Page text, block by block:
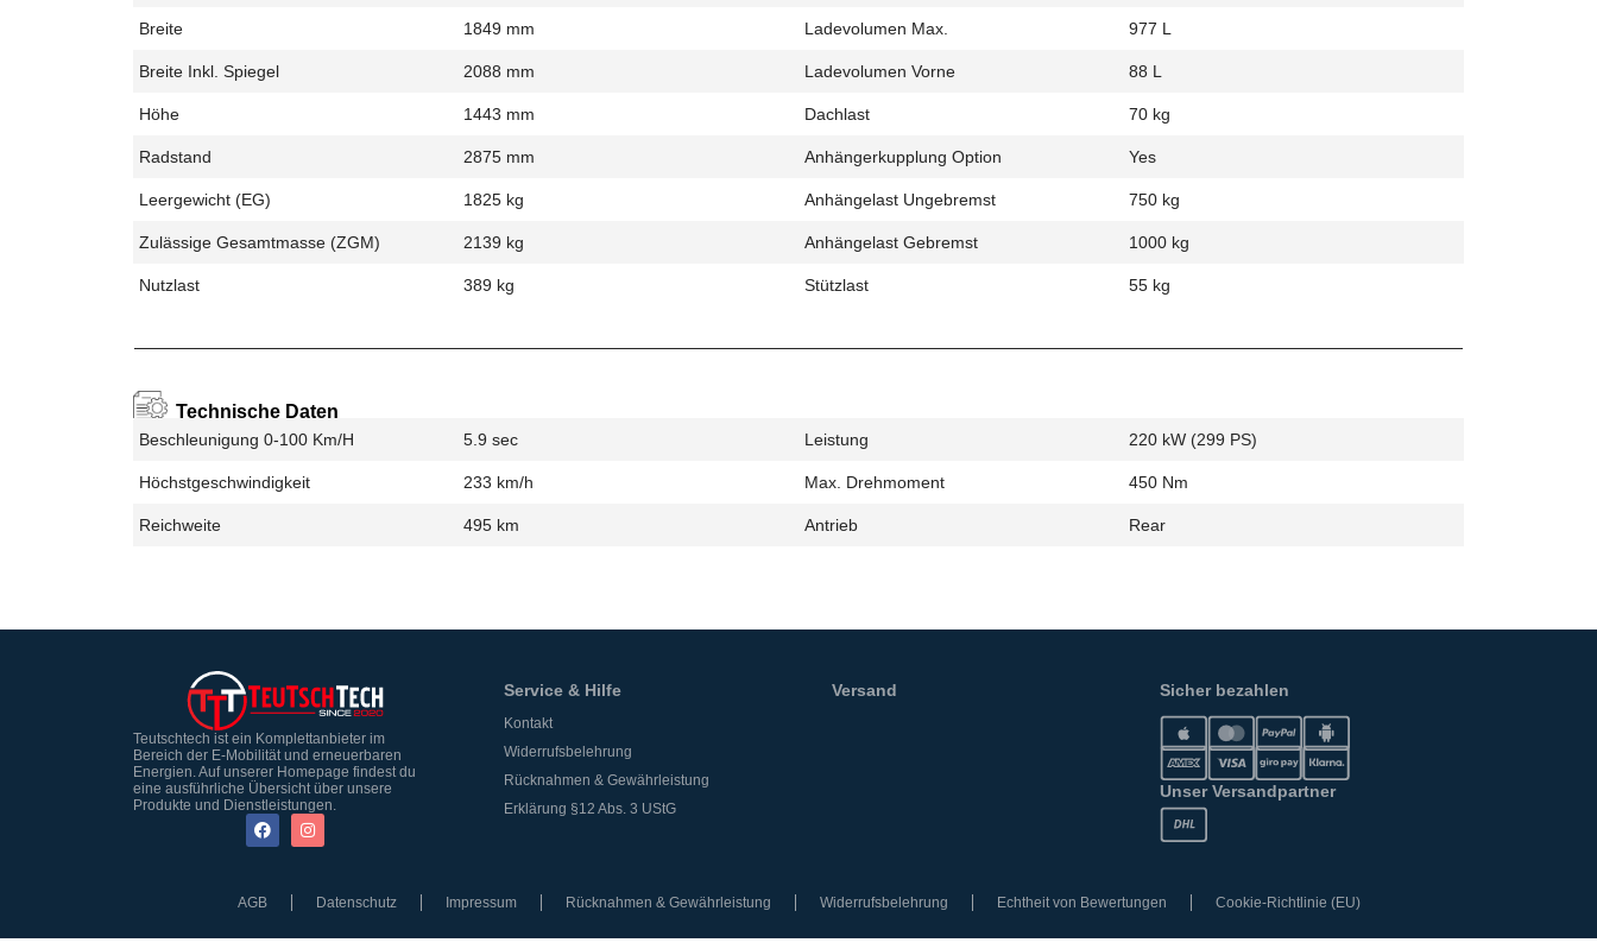
Breite 1849 mm
Breite Inkl. Spiegel 2088 mm
Höhe 1443 mm
Radstand 2875 mm
Leergewicht (EG) 1825 kg
Zulässige Gesamtmasse (zGM) 2139 kg
Nutzlast 389 kg
Ladevolumen Max. 977 L
Ladevolumen Vorne 88 L
Dachlast 70 kg
Anhängerkupplung Option Yes
Anhängelast Ungebremst 750 kg
Anhängelast Gebremst 1000 kg
Stützlast 55 kg
Technische Daten
Beschleunigung 0-100 Km/h 5.9 sec
Höchstgeschwindigkeit 233 km/h
Reichweite 495 km
Leistung 220 kW (299 PS)
Max. Drehmoment 450 Nm
Antrieb Rear
Teutschtech ist ein Komplettanbieter im
Bereich der E-Mobilität und erneuerbaren
Energien. Auf unserer Homepage findest du
eine ausführliche Übersicht über unsere
Produkte und Dienstleistungen.
Service & Hilfe
Kontakt
Widerrufsbelehrung
Rücknahmen & Gewährleistung
Erklärung §12 Abs. 3 UStG
Versand Sicher bezahlen
Unser Versandpartner
AGB Datenschutz Impressum Rücknahmen & Gewährleistung Widerrufsbelehrung Echtheit von Bewertungen Cookie-Richtlinie (EU)